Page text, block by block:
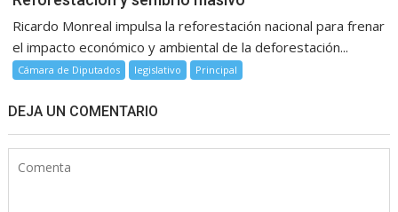
Ricardo Monreal impulsa la reforestación nacional para frenar
el impacto económico y ambiental de la deforestación...
Cámara de Diputados legislativo Principal
DEJA UN COMENTARIO